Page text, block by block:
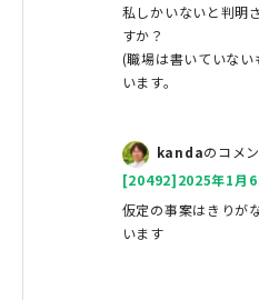
私しかいないと判明
すか？
(職場は書いていない
います。
kandaのコメ
[20492]2025年1月
仮定の事案はきりが
います